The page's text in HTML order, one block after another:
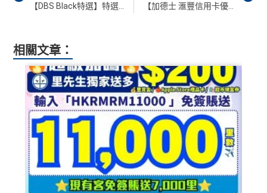
【加德士 滙豐信用卡優惠】車主福音！於星期五、六或日入加德士特配Techron汽油，每公升優惠高達HK$9.2！全年兼享3X信用卡積分！
相關文章：